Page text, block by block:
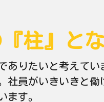
柱』とな
りたいと考えてい
社員がいきいきと働
ます。